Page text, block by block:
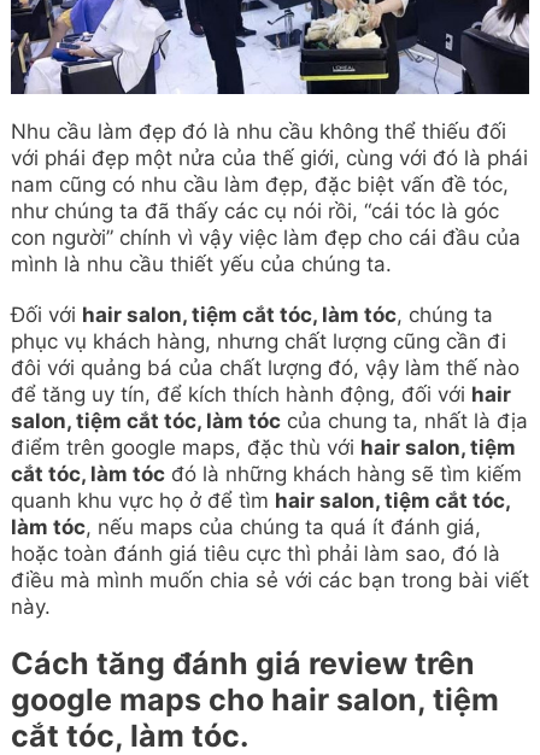
Nhu cầu làm đẹp đó là nhu cầu không thể thiếu đối
với phái đẹp một nửa của thế giới, cùng với đó là phái
nam cũng có nhu cầu làm đẹp, đặc biệt vấn đề tóc,
như chúng ta đã thấy các cụ nói rồi, “cái tóc là góc
con người” chính vì vậy việc làm đẹp cho cái đầu của
mình là nhu cầu thiết yếu của chúng ta.
Đối với hair salon, tiệm cắt tóc, làm tóc, chúng ta
phục vụ khách hàng, nhưng chất lượng cũng cần đi
đôi với quảng bá của chất lượng đó, vậy làm thế nào
để tăng uy tín, để kích thích hành động, đối với hair
salon, tiệm cắt tóc, làm tóc của chung ta, nhất là địa
điểm trên google maps, đặc thù với hair salon, tiệm
cắt tóc, làm tóc đó là những khách hàng sẽ tìm kiếm
quanh khu vực họ ở để tìm hair salon, tiệm cắt tóc,
làm tóc, nếu maps của chúng ta quá ít đánh giá,
hoặc toàn đánh giá tiêu cực thì phải làm sao, đó là
điều mà mình muốn chia sẻ với các bạn trong bài viết
này.
Cách tăng đánh giá review trên
google maps cho hair salon, tiệm
cắt tóc, làm tóc.